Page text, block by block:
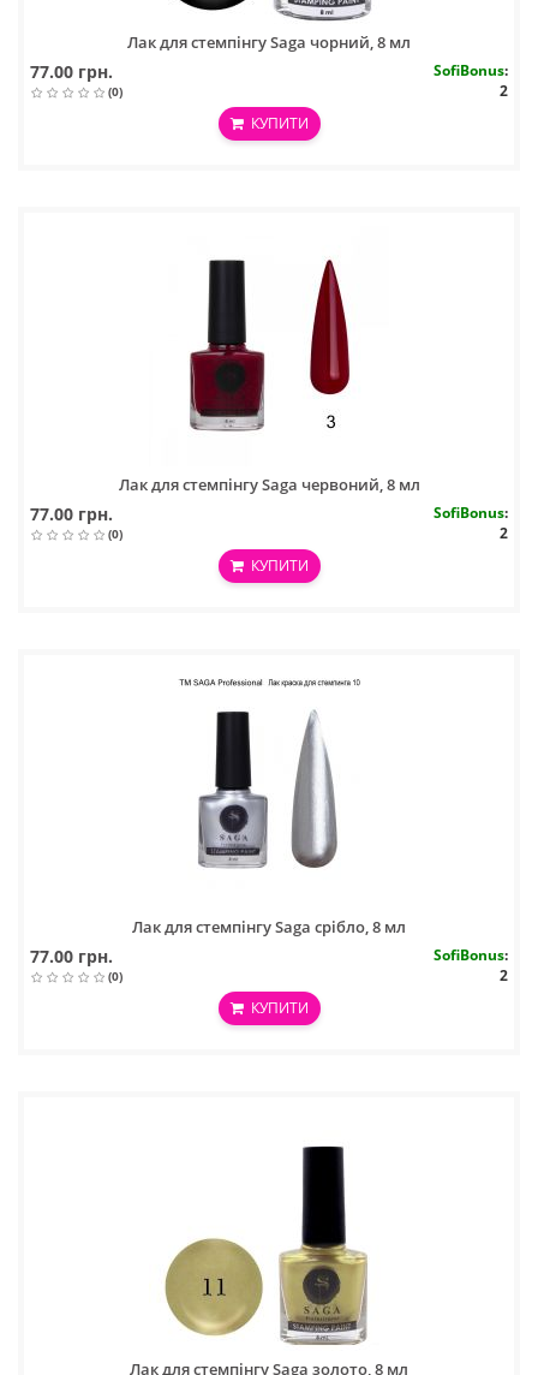
Лак для стемпінгу Saga чорний, 8 мл
77.00 грн.
(0)
SofiBonus:
2
КУПИТИ
Лак для стемпінгу Saga червоний, 8 мл
77.00 грн.
(0)
SofiBonus:
2
КУПИТИ
Лак для стемпінгу Saga срібло, 8 мл
77.00 грн.
(0)
SofiBonus:
2
КУПИТИ
Лак для стемпінгу Saga золото, 8 мл